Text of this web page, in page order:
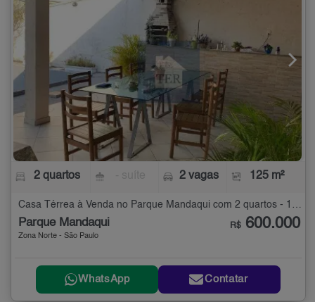
2 quartos 2 vagas 125 m²
Parque Mandaqui
Zona Norte - São Paulo
R$ 600.000
WhatsApp Contatar